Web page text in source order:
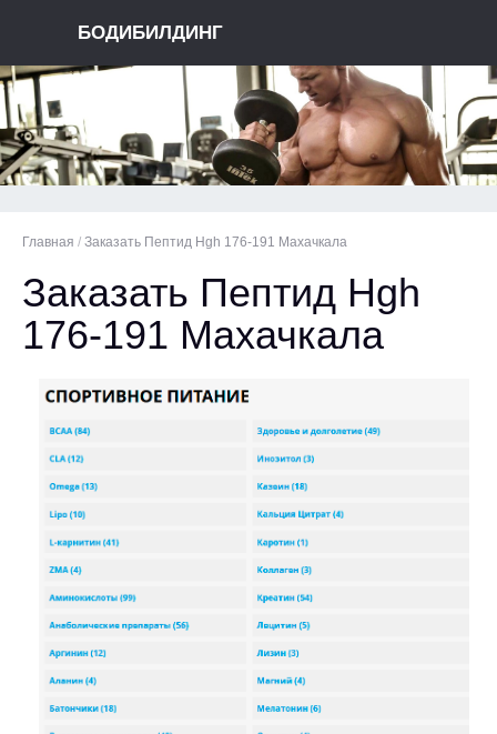
БОДИБИЛДИНГ
Главная / Заказать Пептид Hgh 176-191 Махачкала
Заказать Пептид Hgh
176-191 Махачкала